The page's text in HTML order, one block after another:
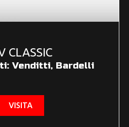
CLASSIC
Venditti, Bardelli
VISITA